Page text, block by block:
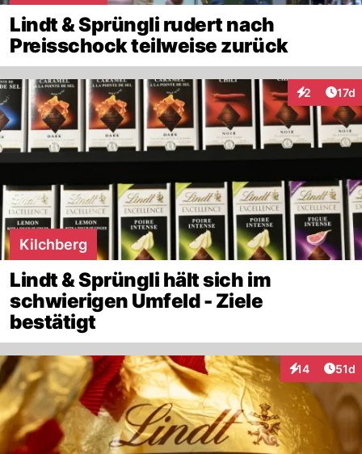
Lindt & Sprüngli rudert nach
Preisschock teilweise zurück
2 17d
Kilchberg
Lindt & Sprüngli hält sich im
schwierigen Umfeld - Ziele
bestätigt
14
Interaktionen
51d